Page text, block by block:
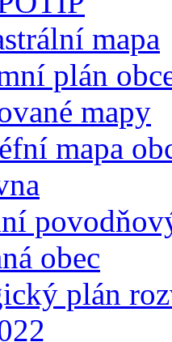
mapa
plán
mapy
mapa
obec
plán